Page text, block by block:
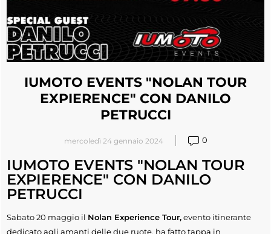
IUMOTO EVENTS "NOLAN TOUR
EXPIERENCE" CON DANILO
PETRUCCI
mercoledì 24 gennaio 2024 0
IUMOTO EVENTS "NOLAN TOUR
EXPIERENCE" CON DANILO
PETRUCCI
Sabato 20 maggio il Nolan Experience Tour,evento itinerante
dedicato agli amanti delle due ruote, ha fatto tappa in